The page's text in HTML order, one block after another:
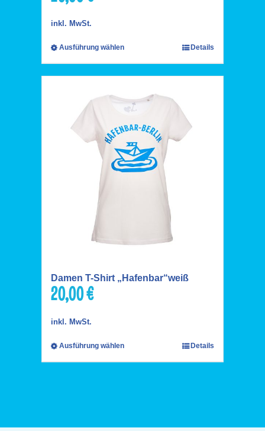
inkl. MwSt.
Ausführung wählen Details
Damen T-Shirt „Hafenbar“weiß
20,00€
inkl. MwSt.
Ausführung wählen Details